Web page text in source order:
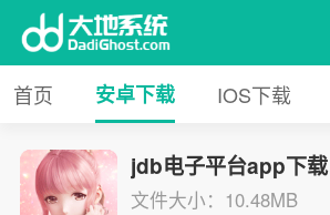
首页 安卓下载 IOS下载
jdb电子平台app下载
文件大小：10.48MB